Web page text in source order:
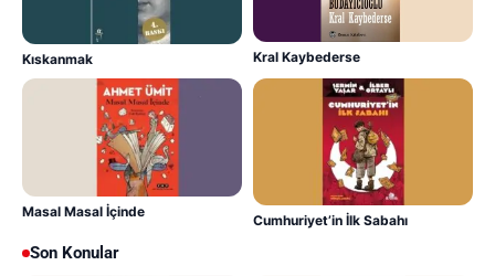
Kıskanmak Kral Kaybederse
Masal Masal İçinde
Cumhuriyet’in İlk Sabahı
Son Konular